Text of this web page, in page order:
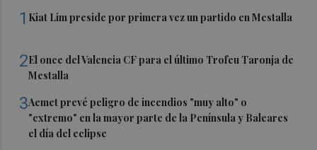
1 Kiat Lim preside por primera vez un partido en Mestalla
2El once del Valencia CF para el último Trofeu Taronja de
Mestalla
3Aemet prevé peligro de incendios "muy alto" o
"extremo" en la mayor parte de la Península y Baleares
el día del eclipse